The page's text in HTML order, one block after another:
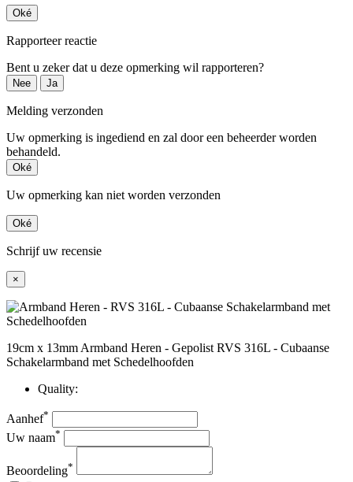
Oké
Rapporteer reactie
Bent u zeker dat u deze opmerking wil rapporteren?
Nee Ja
Melding verzonden
Uw opmerking is ingediend en zal door een beheerder worden
behandeld.
Oké
Uw opmerking kan niet worden verzonden
Oké
Schrijf uw recensie
×
19cm x 13mm Armband Heren - Gepolist RVS 316L - Cubaanse
Schakelarmband met Schedelhoofden
Quality:
Aanhef*
Uw naam*
Beoordeling*